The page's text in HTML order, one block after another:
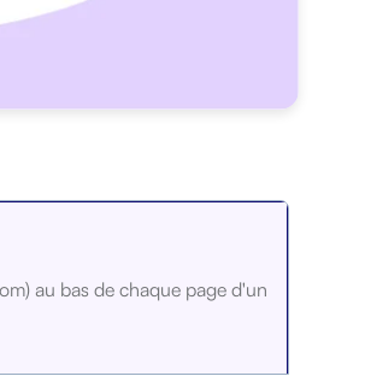
au bas de chaque page d'un